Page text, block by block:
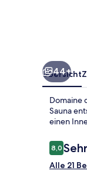
44+
Übersicht
Domaine
Sauna
einen
8,08,0 von
Alle 21